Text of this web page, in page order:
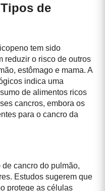
de
tem sido
reduzir o risco de outros
estômago e mama. A
indica uma
de alimentos ricos
cancros, embora os
para o cancro da
cancro do pulmão,
Estudos sugerem que
protege as células